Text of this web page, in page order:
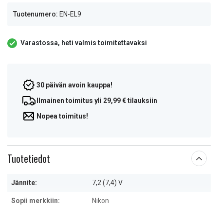
Tuotenumero: EN-EL9
Varastossa, heti valmis toimitettavaksi
30 päivän avoin kauppa!
Ilmainen toimitus yli 29,99 € tilauksiin
Nopea toimitus!
Tuotetiedot
Jännite: 7,2 (7,4) V
Sopii merkkiin: Nikon